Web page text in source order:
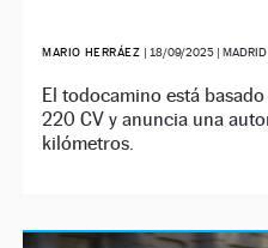
MARIO HERRÁEZ |18/09/2025 | MADRID
El todocamino está
220 CV y anuncia una
kilómetros.